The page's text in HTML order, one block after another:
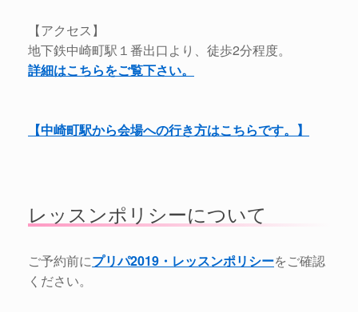
【アクセス】
地下鉄中崎町駅１番出口より、徒歩2分程度。
詳細はこちらをご覧下さい。
【中崎町駅から会場への行き方はこちらです。】
レッスンポリシーについて
ご予約前にプリパ2019・レッスンポリシーをご確認
ください。